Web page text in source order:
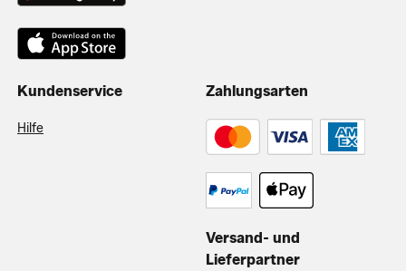
Kundenservice
Hilfe
Zahlungsarten
Versand- und
Lieferpartner